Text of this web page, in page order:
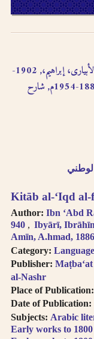
Kitāb al-ʻIqd
Author: Ibn ʻAbd
940
Ibyārī,
Amīn, A.hmad,
Category:
Publisher:
al-Nashr
Place of Publication:
Date of Publication:
Subjects: Arabic
Early works to 1800
الأبيارى، إبراهيم،, 1902-